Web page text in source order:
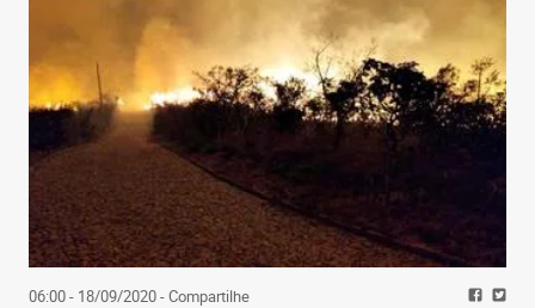
06:00 - 18/09/2020- Compartilhe